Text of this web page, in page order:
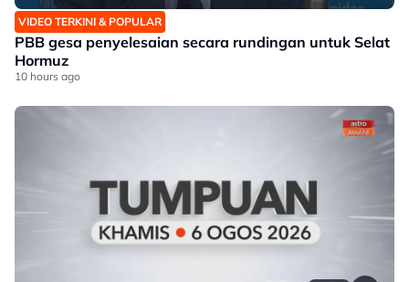
VIDEO TERKINI & POPULAR
PBB gesa penyelesaian secara rundingan untuk Selat
Hormuz
10 hours ago